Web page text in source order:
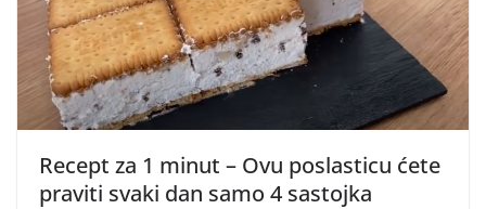
Recept za 1 minut – Ovu poslasticu ćete
praviti svaki dan samo 4 sastojka